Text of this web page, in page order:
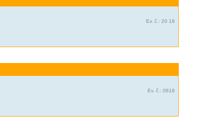
Ev. č.: 20 18
Ev. č.: 0618